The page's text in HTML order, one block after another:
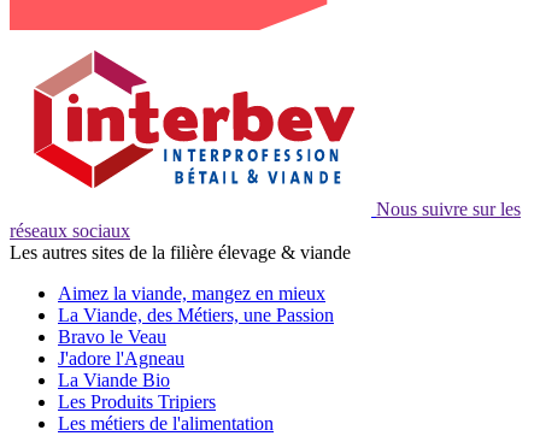
Nous suivre sur les
réseaux sociaux
Les autres sites de la filière élevage & viande
Aimez la viande, mangez en mieux
La Viande, des Métiers, une Passion
Bravo le Veau
J'adore l'Agneau
La Viande Bio
Les Produits Tripiers
Les métiers de l'alimentation